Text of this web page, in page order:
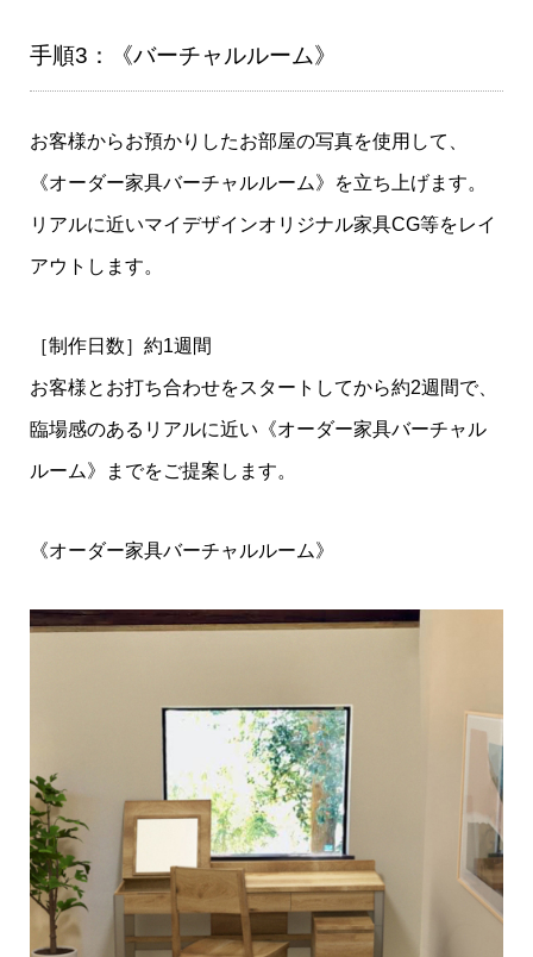
手順3：《バーチャルルーム》
お客様からお預かりしたお部屋の写真を使用して、
《オーダー家具バーチャルルーム》を立ち上げます。
リアルに近いマイデザインオリジナル家具CG等をレイ
アウトします。
［制作日数］約1週間
お客様とお打ち合わせをスタートしてから約2週間で、
臨場感のあるリアルに近い《オーダー家具バーチャル
ルーム》までをご提案します。
《オーダー家具バーチャルルーム》